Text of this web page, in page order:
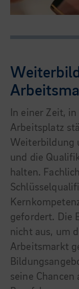
In einer Zeit,
Arbeitsplatz
Weiterbildung
und die
halten.
gefordert. Die
nicht aus, um
Arbeitsmarkt
seine